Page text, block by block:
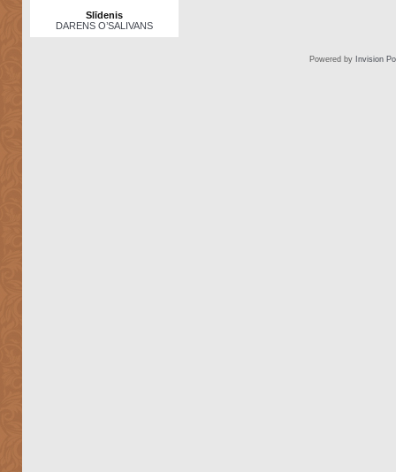
Slīdenis
DARENS O’SALIVANS
Powered by Invision